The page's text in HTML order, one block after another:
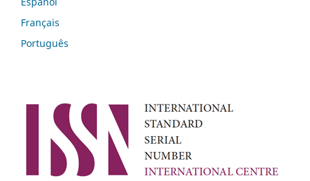
Français
Português